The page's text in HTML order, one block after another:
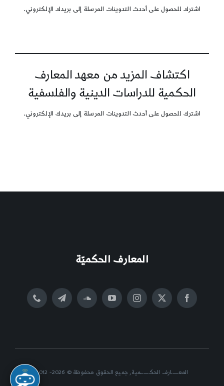
اشترك للحصول على أحدث التدوينات المرسلة إلى بريدك الإلكتروني.
اكتشاف المزيد من معهد المعارف
الحكمية للدراسات الدينية والفلسفية
اشترك للحصول على أحدث التدوينات المرسلة إلى بريدك الإلكتروني.
المعارف الحكميّة
المعــــــارف الحكــــــــمية, جميع الحقوق محفوظة © 2026- 2012